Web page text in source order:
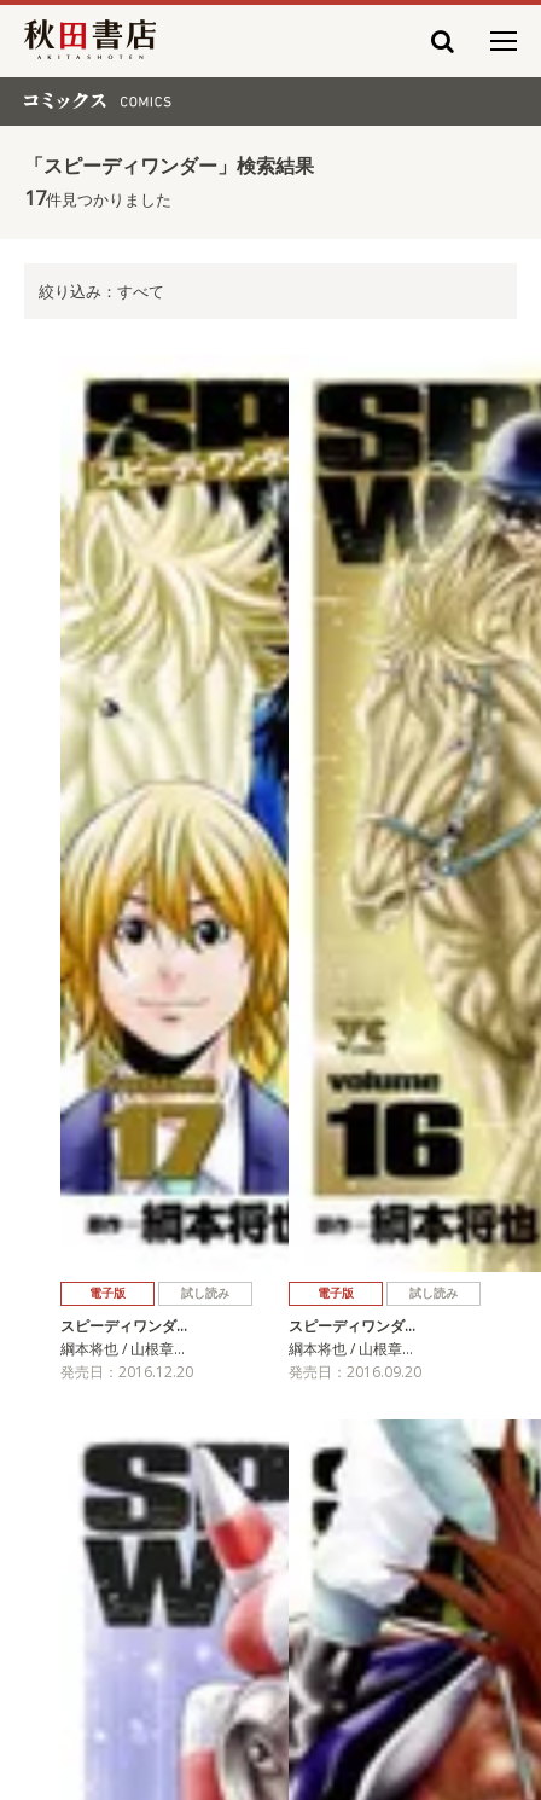
秋田書店
「スピーディワンダー」検索結果
17件見つかりました
絞り込み：すべて
電子版 試し読み
スピーディワンダ…
綱本将也 / 山根章…
発売日：2016.12.20
電子版 試し読み
スピーディワンダ…
綱本将也 / 山根章…
発売日：2016.09.20